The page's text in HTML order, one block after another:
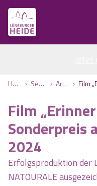
Anreise
Ort
Personen
Home Service Artikel
Film
Sonderpreis
2024
Erfolgsproduktion der
NATOURALE